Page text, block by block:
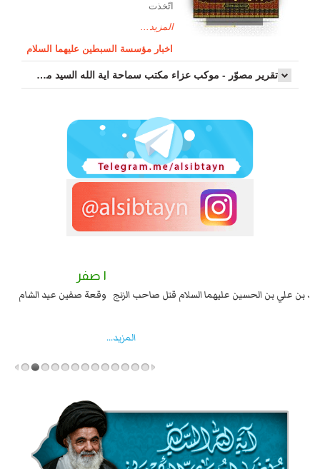
اتّخذت
المزيد...
اخبار مؤسسة السبطين عليهما السلام
تقرير مصوّر - موكب عزاء مکتب سماحة اية الله السيد مرتضى الموسوي الاصفهاني في يوم إستشهاد السيدة فاطم...
السبايا عند يزيد شهادة زيد بن علي بن الحسين عليهما السلام قتل صاحب الزنج